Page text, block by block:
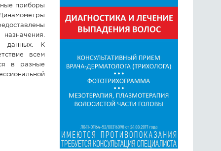
приборы
данных. К
всем
в разные